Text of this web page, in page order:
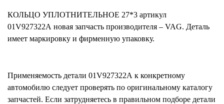
КОЛЬЦО УПЛОТНИТЕЛЬНОЕ 27*3 артикул
01V927322A новая запчасть производителя – VAG. Деталь
имеет маркировку и фирменную упаковку.
Применяемость детали 01V927322A к конкретному
автомобилю следует проверять по оригинальному каталогу
запчастей. Если затрудняетесь в правильном подборе детали